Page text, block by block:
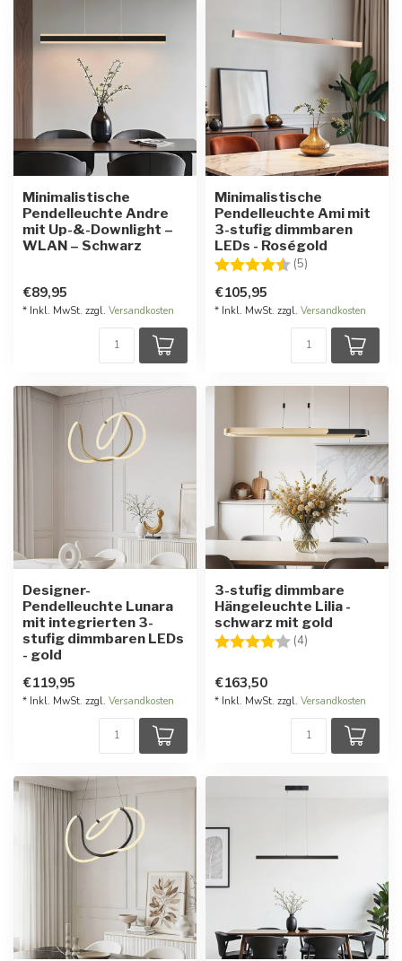
Minimalistische
Pendelleuchte Andre
mit Up-&-Downlight –
WLAN – Schwarz
€89,95
* Inkl. MwSt. zzgl. Versandkosten
Minimalistische
Pendelleuchte Ami mit
3-stufig dimmbaren
LEDs - Roségold
Bewertung:
(5)
€105,95
* Inkl. MwSt. zzgl. Versandkosten
Designer-
Pendelleuchte Lunara
mit integrierten 3-
stufig dimmbaren LEDs
- gold
€119,95
* Inkl. MwSt. zzgl. Versandkosten
3-stufig dimmbare
Hängeleuchte Lilia -
schwarz mit gold
Bewertung:
(4)
€163,50
* Inkl. MwSt. zzgl. Versandkosten